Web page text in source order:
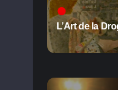
L’Art de la